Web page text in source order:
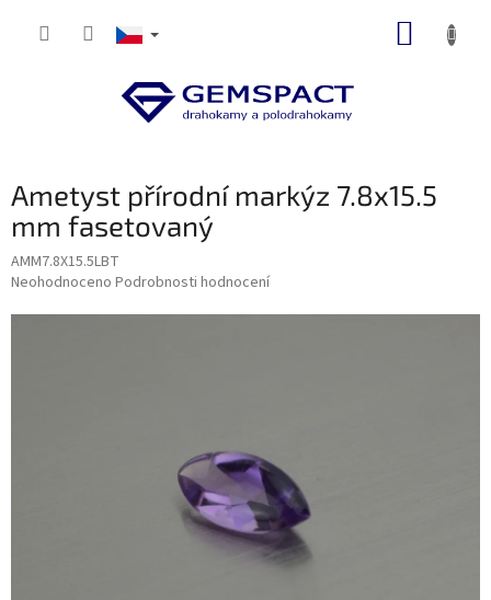
Ametyst přírodní markýz 7.8x15.5
mm fasetovaný
AMM7.8X15.5LBT
Průměrné
Neohodnoceno Podrobnosti hodnocení